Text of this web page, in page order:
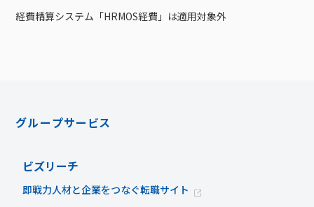
経費精算システム「HRMOS経費」は適用対象外
グループサービス
ビズリーチ
即戦力人材と企業をつなぐ転職サイト